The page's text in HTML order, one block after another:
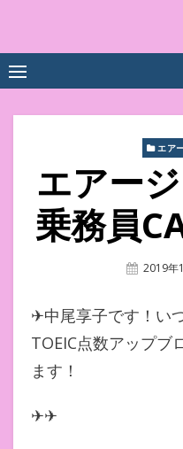
content
数
エア
エアー
乗務員
Posted
2019年
✈︎中尾享子です！い
TOEIC点数アップブ
ます！
✈︎✈︎